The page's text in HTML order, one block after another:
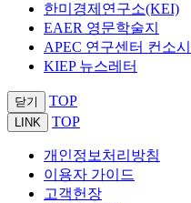
한미경제연구소(KEI)
EAER 영문학술지
APEC 연구센터 컨소
KIEP 뉴스레터
닫기 TOP
LINK TOP
개인정보처리방침
이용자 가이드
고객헌장